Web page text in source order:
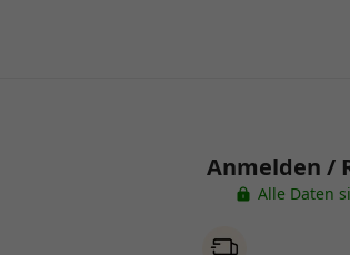
Anmelden /
Alle Daten